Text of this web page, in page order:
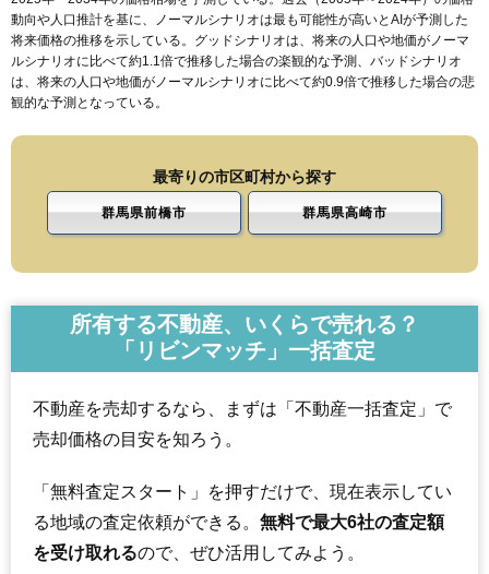
動向や人口推計を基に、ノーマルシナリオは最も可能性が高いとAIが予測した
将来価格の推移を示している。グッドシナリオは、将来の人口や地価がノーマ
ルシナリオに比べて約1.1倍で推移した場合の楽観的な予測、バッドシナリオ
は、将来の人口や地価がノーマルシナリオに比べて約0.9倍で推移した場合の悲
観的な予測となっている。
最寄りの市区町村から探す
群馬県前橋市 群馬県高崎市
所有する不動産、いくらで売れる？
「リビンマッチ」一括査定
不動産を売却するなら、まずは「不動産一括査定」で
売却価格の目安を知ろう。
「無料査定スタート」を押すだけで、現在表示してい
る地域の査定依頼ができる。 無料で最大6社の査定額
を受け取れるので、ぜひ活用してみよう。